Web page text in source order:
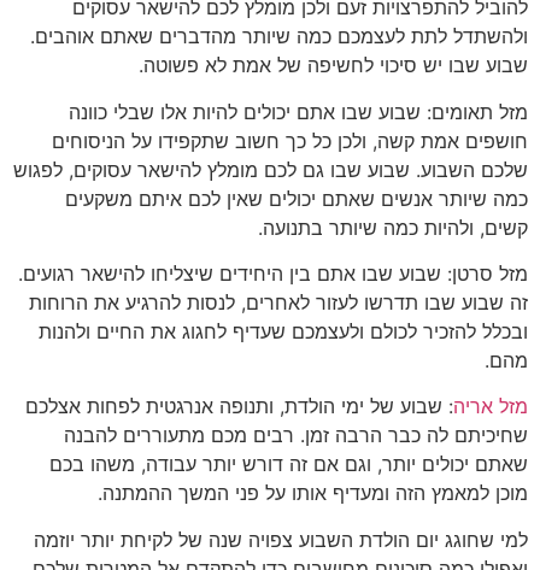
להוביל להתפרצויות זעם ולכן מומלץ לכם להישאר עסוקים
ולהשתדל לתת לעצמכם כמה שיותר מהדברים שאתם אוהבים.
שבוע שבו יש סיכוי לחשיפה של אמת לא פשוטה.
מזל תאומים: שבוע שבו אתם יכולים להיות אלו שבלי כוונה
חושפים אמת קשה, ולכן כל כך חשוב שתקפידו על הניסוחים
שלכם השבוע. שבוע שבו גם לכם מומלץ להישאר עסוקים, לפגוש
כמה שיותר אנשים שאתם יכולים שאין לכם איתם משקעים
קשים, ולהיות כמה שיותר בתנועה.
מזל סרטן: שבוע שבו אתם בין היחידים שיצליחו להישאר רגועים.
זה שבוע שבו תדרשו לעזור לאחרים, לנסות להרגיע את הרוחות
ובכלל להזכיר לכולם ולעצמכם שעדיף לחגוג את החיים ולהנות
מהם.
מזל אריה: שבוע של ימי הולדת, ותנופה אנרגטית לפחות אצלכם
שחיכיתם לה כבר הרבה זמן. רבים מכם מתעוררים להבנה
שאתם יכולים יותר, וגם אם זה דורש יותר עבודה, משהו בכם
מוכן למאמץ הזה ומעדיף אותו על פני המשך ההמתנה.
למי שחוגג יום הולדת השבוע צפויה שנה של לקיחת יותר יוזמה